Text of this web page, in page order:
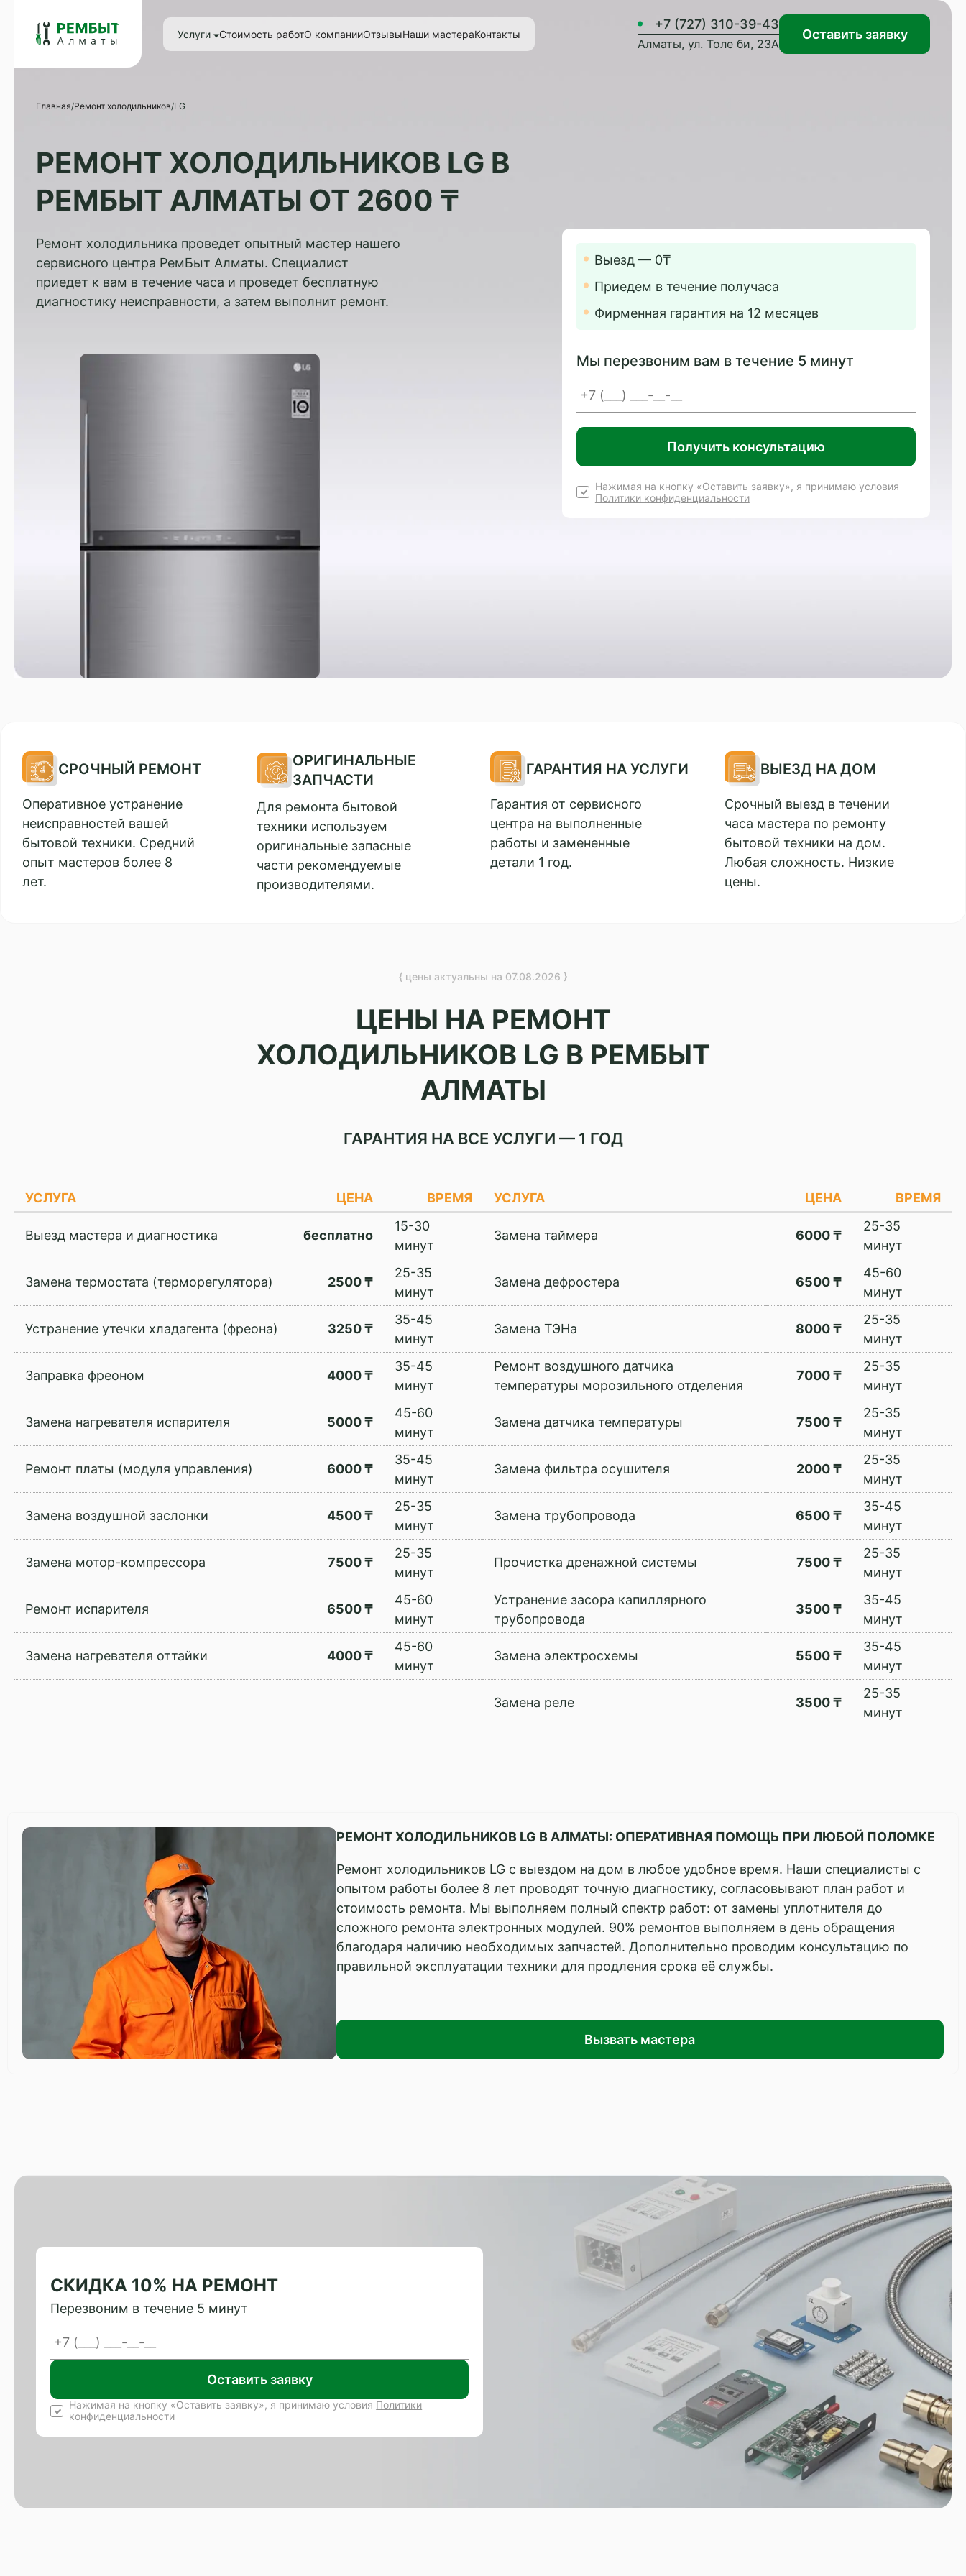
Услуги Стоимость работО компанииОтзывыНаши мастераКонтакты
+7 (727) 310-39-43
Алматы, ул. Толе би, 23А
Оставить заявку
Главная/Ремонт холодильников/LG
РЕМОНТ ХОЛОДИЛЬНИКОВ LG В
РЕМБЫТ АЛМАТЫ ОТ 2600 ₸
Ремонт холодильника проведет опытный мастер нашего
сервисного центра РемБыт Алматы. Специалист
приедет к вам в течение часа и проведет бесплатную
диагностику неисправности, а затем выполнит ремонт.
Выезд — 0₸
Приедем в течение получаса
Фирменная гарантия на 12 месяцев
Мы перезвоним вам в течение 5 минут
Получить консультацию
Нажимая на кнопку «Оставить заявку», я принимаю условия
Политики конфиденциальности
СРОЧНЫЙ РЕМОНТ
Оперативное устранение
неисправностей вашей
бытовой техники. Средний
опыт мастеров более 8
лет.
ОРИГИНАЛЬНЫЕ
ЗАПЧАСТИ
Для ремонта бытовой
техники используем
оригинальные запасные
части рекомендуемые
производителями.
ГАРАНТИЯ НА УСЛУГИ
Гарантия от сервисного
центра на выполненные
работы и замененные
детали 1 год.
ВЫЕЗД НА ДОМ
Срочный выезд в течении
часа мастера по ремонту
бытовой техники на дом.
Любая сложность. Низкие
цены.
{ цены актуальны на 07.08.2026 }
ЦЕНЫ НА РЕМОНТ
ХОЛОДИЛЬНИКОВ LG В РЕМБЫТ
АЛМАТЫ
ГАРАНТИЯ НА ВСЕ УСЛУГИ — 1 ГОД
УСЛУГА ЦЕНА ВРЕМЯ
Выезд мастера и диагностика бесплатно
15-30
минут
Замена термостата (терморегулятора) 2500 ₸
25-35
минут
Устранение утечки хладагента (фреона) 3250 ₸
35-45
минут
Заправка фреоном 4000 ₸
35-45
минут
Замена нагревателя испарителя 5000 ₸
45-60
минут
Ремонт платы (модуля управления) 6000 ₸
35-45
минут
Замена воздушной заслонки 4500 ₸
25-35
минут
Замена мотор-компрессора 7500 ₸
25-35
минут
Ремонт испарителя 6500 ₸
45-60
минут
Замена нагревателя оттайки 4000 ₸
45-60
минут
УСЛУГА ЦЕНА ВРЕМЯ
Замена таймера 6000 ₸
25-35
минут
Замена дефростера 6500 ₸
45-60
минут
Замена ТЭНа 8000 ₸
25-35
минут
Ремонт воздушного датчика
температуры морозильного отделения
7000 ₸
25-35
минут
Замена датчика температуры 7500 ₸
25-35
минут
Замена фильтра осушителя 2000 ₸
25-35
минут
Замена трубопровода 6500 ₸
35-45
минут
Прочистка дренажной системы 7500 ₸
25-35
минут
Устранение засора капиллярного
трубопровода
3500 ₸
35-45
минут
Замена электросхемы 5500 ₸
35-45
минут
Замена реле 3500 ₸
25-35
минут
РЕМОНТ ХОЛОДИЛЬНИКОВ LG В АЛМАТЫ: ОПЕРАТИВНАЯ ПОМОЩЬ ПРИ ЛЮБОЙ ПОЛОМКЕ
Ремонт холодильников LG с выездом на дом в любое удобное время. Наши специалисты с
опытом работы более 8 лет проводят точную диагностику, согласовывают план работ и
стоимость ремонта. Мы выполняем полный спектр работ: от замены уплотнителя до
сложного ремонта электронных модулей. 90% ремонтов выполняем в день обращения
благодаря наличию необходимых запчастей. Дополнительно проводим консультацию по
правильной эксплуатации техники для продления срока её службы.
Вызвать мастера
СКИДКА 10% НА РЕМОНТ
Перезвоним в течение 5 минут
Оставить заявку
Нажимая на кнопку «Оставить заявку», я принимаю условия Политики
конфиденциальности